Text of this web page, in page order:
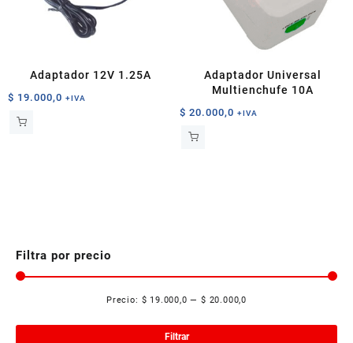
Adaptador 12V 1.25A
$ 19.000,0 +IVA
Adaptador Universal
Multienchufe 10A
$ 20.000,0 +IVA
Filtra por precio
Filtrar
Precio: $ 19.000,0 — $ 20.000,0